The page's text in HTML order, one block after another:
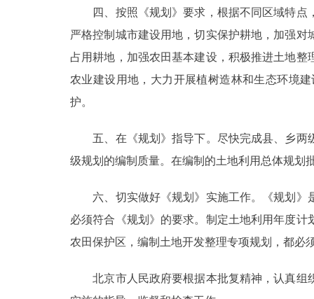
四、按照《规划》要求，根据不同区域特点
严格控制城市建设用地，切实保护耕地，加强
占用耕地，加强农田基本建设，积极推进土地
农业建设用地，大力开展植树造林和生态环境
护。
五、在《规划》指导下。尽快完成县、乡两
级规划的编制质量。在编制的土地利用总体规划
六、切实做好《规划》实施工作。《规划》
必须符合《规划》的要求。制定土地利用年度
农田保护区，编制土地开发整理专项规划，都必
北京市人民政府要根据本批复精神，认真组